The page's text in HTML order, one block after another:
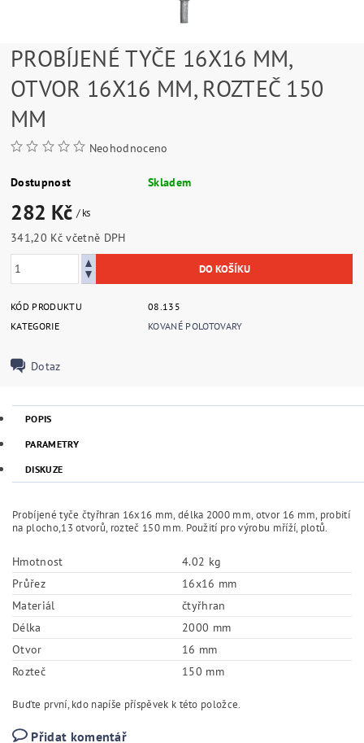
PROBÍJENÉ TYČE 16X16 MM,
OTVOR 16X16 MM, ROZTEČ 150
MM
Neohodnoceno
Dostupnost Skladem
282 Kč/ ks
341,20 Kč včetně DPH
KÓD PRODUKTU
08.135
KATEGORIE
KOVANÉ POLOTOVARY
Dotaz
POPIS
PARAMETRY
DISKUZE
Probíjené tyče čtyřhran 16x16 mm, délka 2000 mm, otvor 16 mm, probití
na plocho,13 otvorů, rozteč 150 mm. Použití pro výrobu mříží, plotů.
Hmotnost
4.02 kg
Průřez
16x16 mm
Materiál
čtyřhran
Délka
2000 mm
Otvor
16 mm
Rozteč
150 mm
Buďte první, kdo napíše příspěvek k této položce.
Přidat komentář